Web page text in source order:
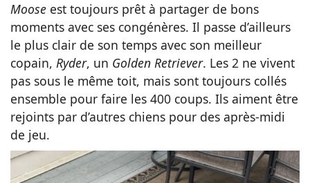
Moose est toujours prêt à partager de bons
moments avec ses congénères. Il passe d’ailleurs
le plus clair de son temps avec son meilleur
copain, Ryder, un Golden Retriever. Les 2 ne vivent
pas sous le même toit, mais sont toujours collés
ensemble pour faire les 400 coups. Ils aiment être
rejoints par d’autres chiens pour des après-midi
de jeu.